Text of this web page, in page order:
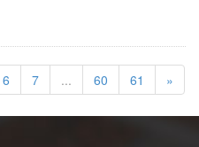
6 7 ... 60 61 »